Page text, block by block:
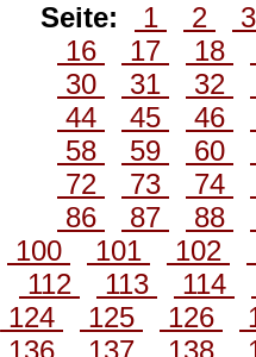
Seite: 1 2
16
17 18
30
31 32
44
45 46
58
59 60
72
73 74
86
87 88
100
101 102
112
113 114
124
125 126
136
137 138